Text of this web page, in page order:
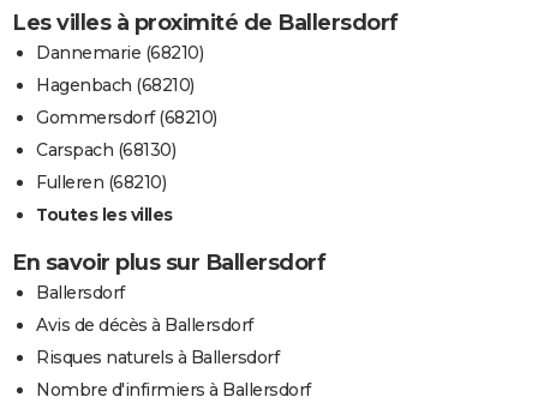
Les villes à proximité de Ballersdorf
Dannemarie (68210)
Hagenbach (68210)
Gommersdorf (68210)
Carspach (68130)
Fulleren (68210)
Toutes les villes
En savoir plus sur Ballersdorf
Ballersdorf
Avis de décès à Ballersdorf
Risques naturels à Ballersdorf
Nombre d'infirmiers à Ballersdorf